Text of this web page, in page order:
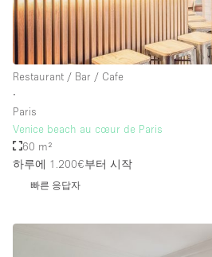
Restaurant / Bar / Cafe
∙
Paris
Venice beach au cœur de Paris
60 m²
하루에 1.200€부터 시작
빠른 응답자